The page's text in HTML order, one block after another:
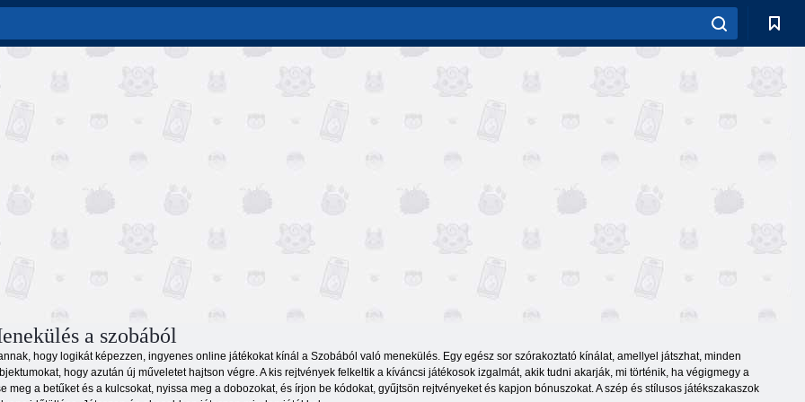
a szobából
hogy logikát képezzen, ingyenes online játékokat kínál a Szobából való menekülés. Egy egész sor szórakoztató kínálat, amellyel játszhat, minden
hogy azután új műveletet hajtson végre. A kis rejtvények felkeltik a kíváncsi játékosok izgalmát, akik tudni akarják, mi történik, ha végigmegy a
meg a betűket és a kulcsokat, nyissa meg a dobozokat, és írjon be kódokat, gyűjtsön rejtvényeket és kapjon bónuszokat. A szép és stílusos játékszakaszok